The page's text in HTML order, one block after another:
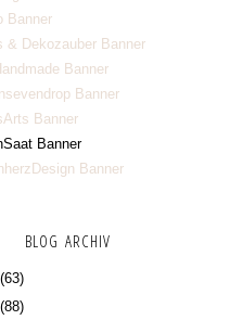
BLOG ARCHIV
(63)
(88)